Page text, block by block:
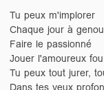
Tu peux m'implorer
Chaque jour à genou
Faire le passionné
Jouer l'amoureux fou
Tu peux tout jurer,
Dans tes yeux